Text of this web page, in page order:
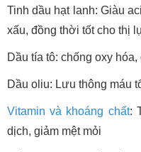
Tinh dầu hạt lanh: Giàu
xấu, đồng thời tốt cho thị
Dầu tía tô: chống oxy
Dầu oliu: Lưu thông máu
Vitamin và khoáng chất:
dịch, giảm mệt mỏi